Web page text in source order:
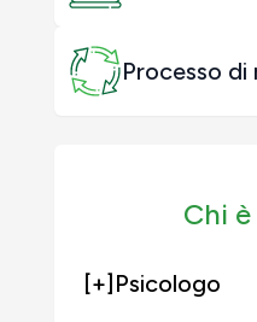
Processo di
Chi
[+]Psicologo